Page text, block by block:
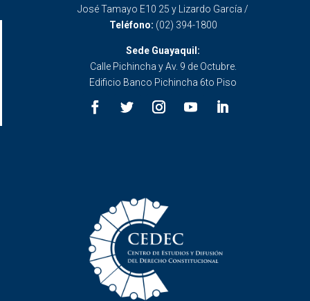
José Tamayo E10 25 y Lizardo García /
Teléfono: (02) 394-1800
Sede Guayaquil:
Calle Pichincha y Av. 9 de Octubre.
Edificio Banco Pichincha 6to Piso